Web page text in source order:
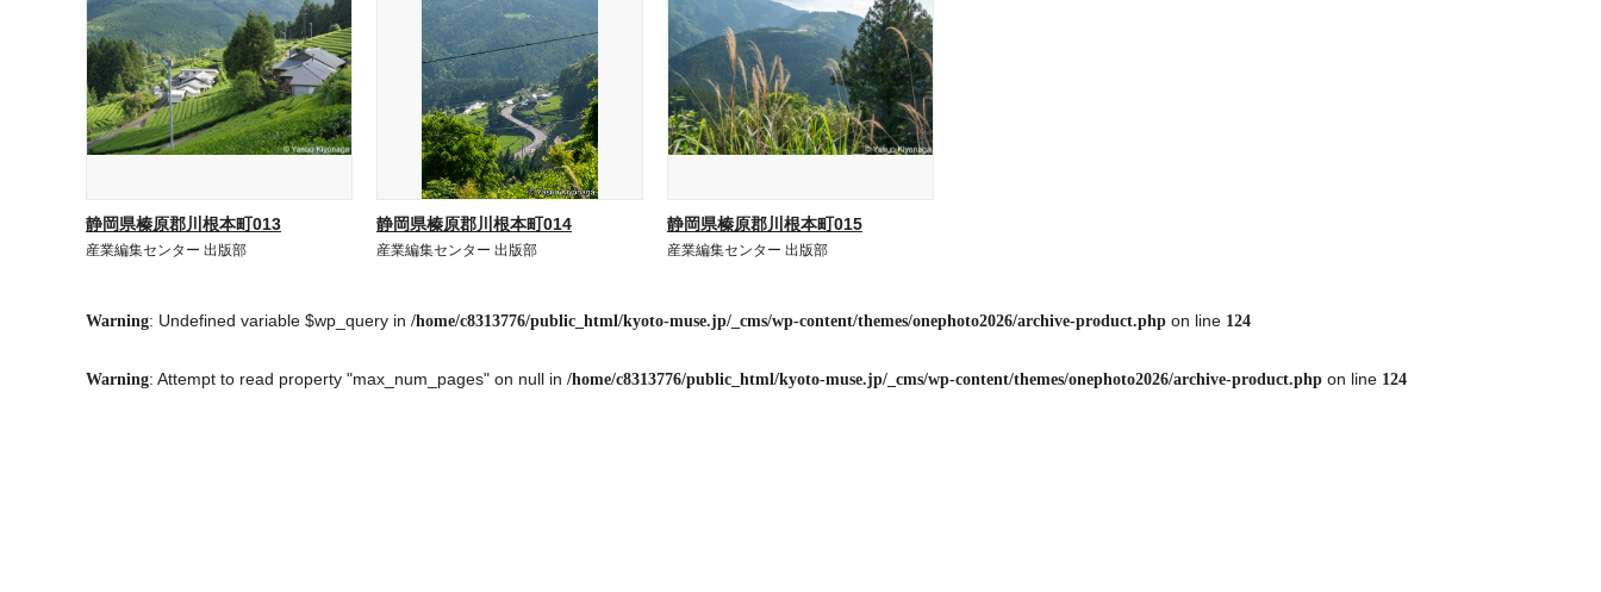
静岡県榛原郡川根本町013
産業編集センター 出版部
静岡県榛原郡川根本町014
産業編集センター 出版部
静岡県榛原郡川根本町015
産業編集センター 出版部
Warning: Undefined variable $wp_query in /home/c8313776/public_html/kyoto-muse.jp/_cms/wp-content/themes/onephoto2026/archive-product.php on line 124
Warning: Attempt to read property "max_num_pages" on null in /home/c8313776/public_html/kyoto-muse.jp/_cms/wp-content/themes/onephoto2026/archive-product.php on line 124